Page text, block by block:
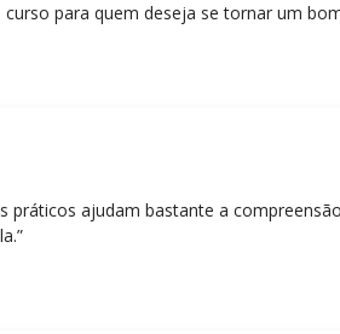
para quem deseja se tornar um
práticos ajudam bastante a